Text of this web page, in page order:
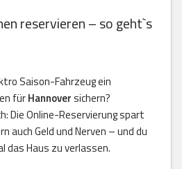
reservieren – so geht`s
Saison-Fahrzeug ein
fürHannoversichern?
Die Online-Reservierung spart
auch Geld und Nerven – und du
das Haus zu verlassen.